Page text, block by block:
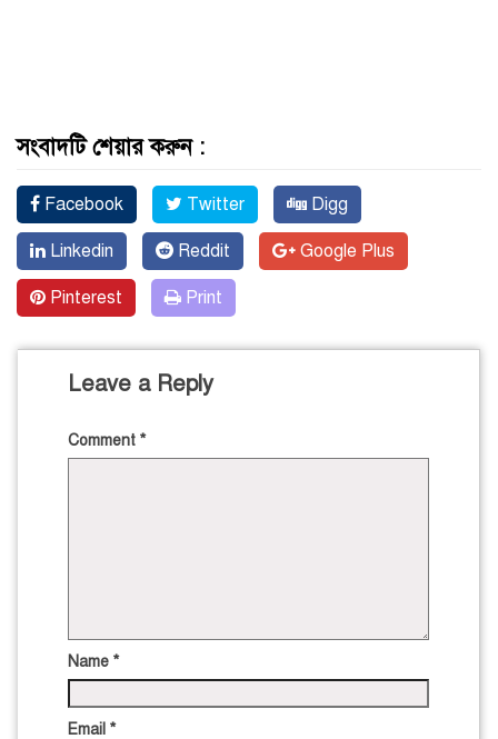
সংবাদটি শেয়ার করুন :
Facebook Twitter Digg
Linkedin Reddit Google Plus
Pinterest Print
Leave a Reply
Comment *
Name *
Email *